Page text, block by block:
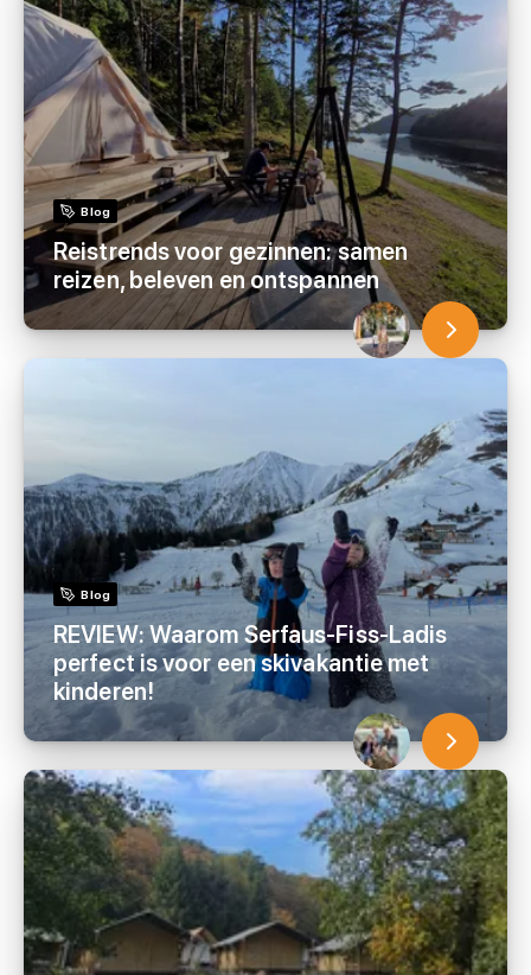
Blog
Reistrends voor gezinnen: samen
reizen, beleven en ontspannen
Blog
REVIEW: Waarom Serfaus-Fiss-Ladis
perfect is voor een skivakantie met
kinderen!